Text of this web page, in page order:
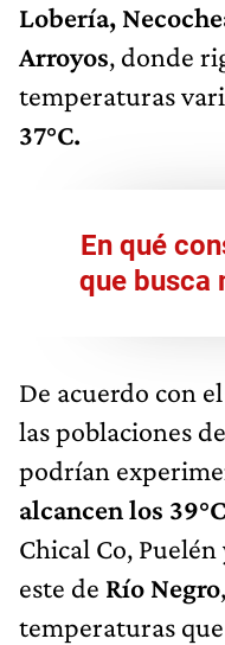
Lobería,
Arroyos, donde
temperaturas
37°C.
En qué
que busca
De acuerdo con
las poblaciones
podrían
alcancen los 39°C
Chical Co,
este de Río Negro
temperaturas que